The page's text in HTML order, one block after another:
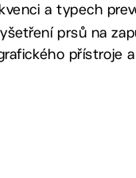
a typech
prsů na
přístroje